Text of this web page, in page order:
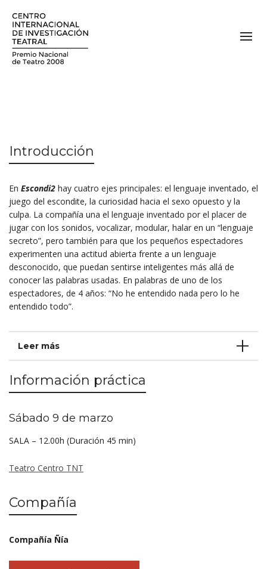
Introducción
En Escondi2 hay cuatro ejes principales: el lenguaje inventado, el
juego del escondite, la curiosidad hacia el sexo opuesto y la
culpa. La compañía una el lenguaje inventado por el placer de
jugar con los sonidos, vocalizar, modular, halar en un “lenguaje
secreto”, pero también para que los pequeños espectadores
experimenten una actitud abierta frente a un lenguaje
desconocido, que puedan sentirse inteligentes más allá de
conocer las palabras usadas. En palabras de uno de los
espectadores, de 4 años: “No he entendido nada pero lo he
entendido todo”.
Leer más
Información práctica
Sábado 9 de marzo
SALA – 12.00h (Duración 45 min)
Teatro Centro TNT
Compañía
Compañía Ñía